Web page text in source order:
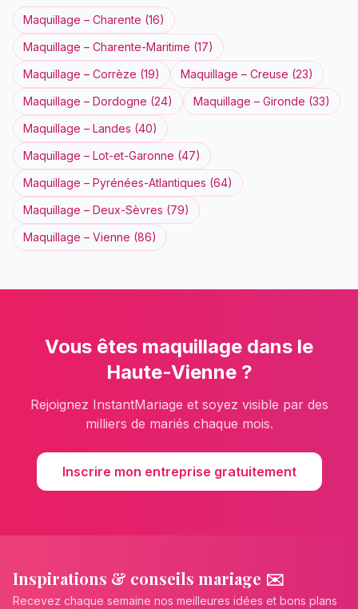
Maquillage – Charente (16)
Maquillage – Charente-Maritime (17)
Maquillage – Corrèze (19) Maquillage – Creuse (23)
Maquillage – Dordogne (24) Maquillage – Gironde (33)
Maquillage – Landes (40)
Maquillage – Lot-et-Garonne (47)
Maquillage – Pyrénées-Atlantiques (64)
Maquillage – Deux-Sèvres (79)
Maquillage – Vienne (86)
Vous êtes maquillage dans le
Haute-Vienne?
Rejoignez InstantMariage et soyez visible par des
milliers de mariés chaque mois.
Inscrire mon entreprise gratuitement
Inspirations & conseils mariage ✉️
Recevez chaque semaine nos meilleures idées et bons plans